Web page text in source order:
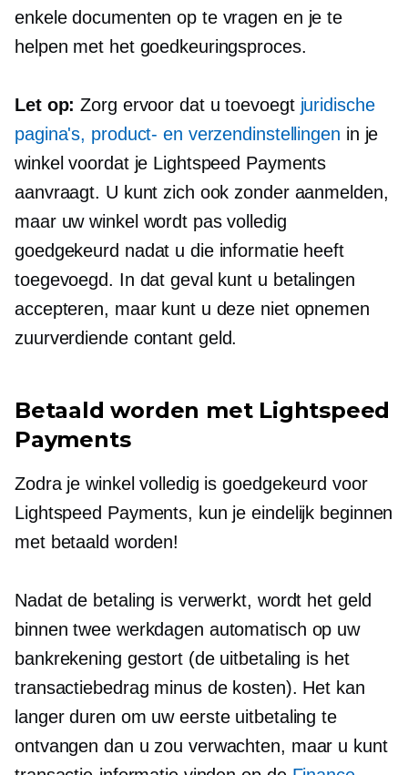
enkele documenten op te vragen en je te
helpen met het goedkeuringsproces.
Let op: Zorg ervoor dat u toevoegt juridische
pagina's, product- en verzendinstellingen in je
winkel voordat je Lightspeed Payments
aanvraagt. U kunt zich ook zonder aanmelden,
maar uw winkel wordt pas volledig
goedgekeurd nadat u die informatie heeft
toegevoegd. In dat geval kunt u betalingen
accepteren, maar kunt u deze niet opnemen
zuurverdiendecontant geld.
Betaald worden met Lightspeed
Payments
Zodra je winkel volledig is goedgekeurd voor
Lightspeed Payments, kun je eindelijk beginnen
met betaald worden!
Nadat de betaling is verwerkt, wordt het geld
binnen twee werkdagen automatisch op uw
bankrekening gestort (de uitbetaling is het
transactiebedrag minus de kosten). Het kan
langer duren om uw eerste uitbetaling te
ontvangen dan u zou verwachten, maar u kunt